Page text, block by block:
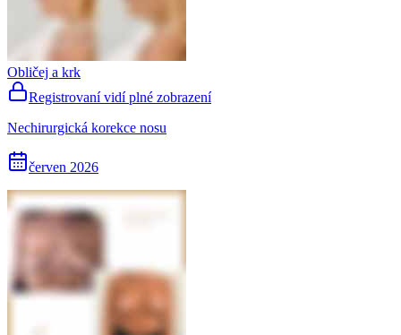
Obličej a krk
Registrovaní vidí plné zobrazení
Nechirurgická korekce nosu
červen 2026